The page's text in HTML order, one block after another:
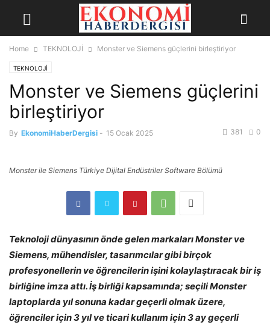
Home TEKNOLOJİ Monster ve Siemens güçlerini birleştiriyor
TEKNOLOJİ
Monster ve Siemens güçlerini
birleştiriyor
By EkonomiHaberDergisi - 15 Ocak 2025 0
381
Monster ile Siemens Türkiye Dijital Endüstriler Software Bölümü
Teknoloji dünyasının önde gelen markaları Monster ve
Siemens, mühendisler, tasarımcılargibi birçok
profesyonellerin ve öğrencilerin işini kolaylaştıracak bir iş
birliğine imza attı. İş birliği kapsamında; seçili Monster
laptoplarda yıl sonuna kadar geçerli olmak üzere,
öğrenciler için 3 yıl ve ticari kullanım için 3 ay geçerli